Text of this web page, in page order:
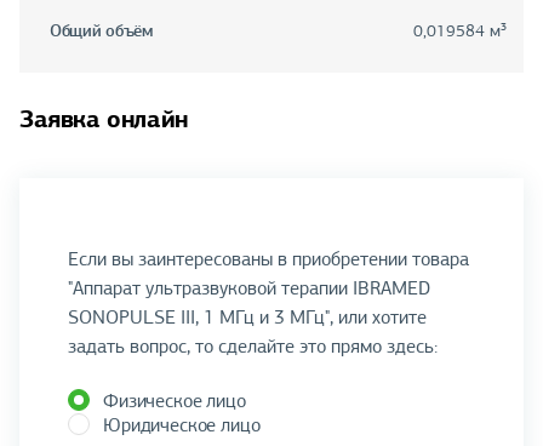
Общий объём 0,019584 м³
Заявка онлайн
Если вы заинтересованы в приобретении товара
"Аппарат ультразвуковой терапии IBRAMED
SONOPULSE III, 1 МГц и 3 МГц", или хотите
задать вопрос, то сделайте это прямо здесь:
Физическое лицо
Юридическое лицо